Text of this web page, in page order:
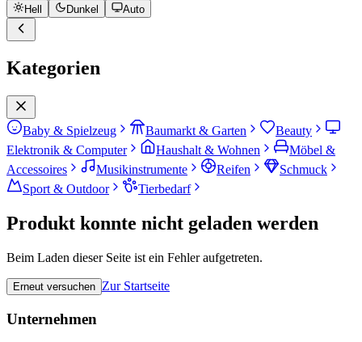
Hell Dunkel Auto
Kategorien
Baby & Spielzeug Baumarkt & Garten
Beauty
Elektronik & Computer
Haushalt & Wohnen
Möbel &
Accessoires
Musikinstrumente Reifen
Schmuck
Sport & Outdoor
Tierbedarf
Produkt konnte nicht geladen werden
Beim Laden dieser Seite ist ein Fehler aufgetreten.
Erneut versuchen Zur Startseite
Unternehmen